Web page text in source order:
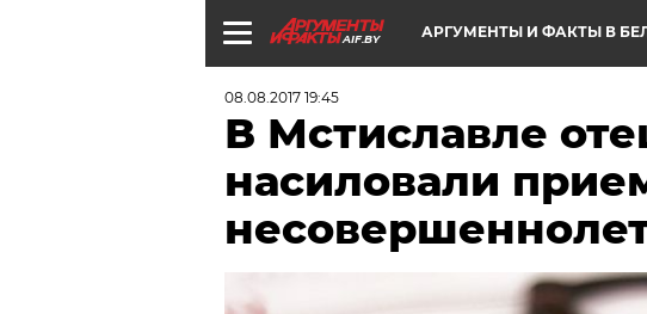
AIF.BY АРГУМЕНТЫ И ФАКТЫ В
08.08.2017 19:45
В Мстиславле
насиловали